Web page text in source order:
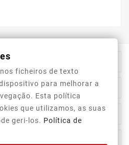

ficheiros de texto
para melhorar a
Esta política
que utilizamos, as suas
geri-los. Política de